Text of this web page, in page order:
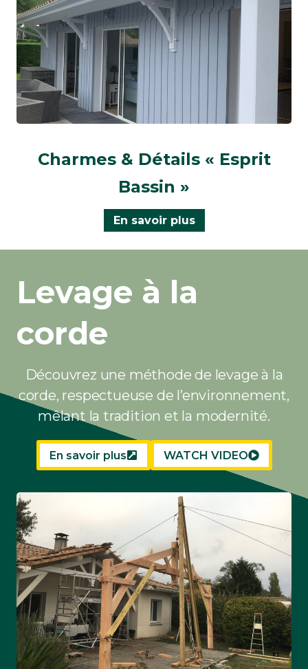
Charmes & Détails « Esprit
Bassin »
En savoir plus
Levage à la
corde
Découvrez une méthode de levage à la
corde, respectueuse de l’environnement,
mêlant la tradition et la modernité.
En savoir plus WATCH VIDEO